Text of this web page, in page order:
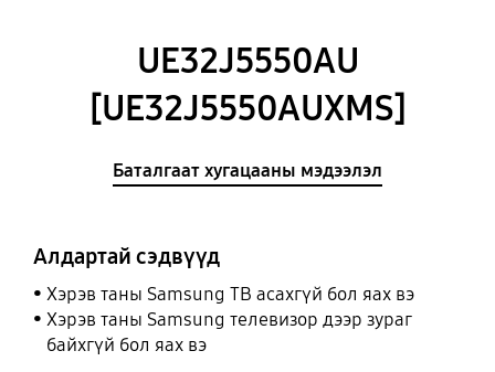
UE32J5550AU
[UE32J5550AUXMS]
Баталгаат хугацааны мэдээлэл
Алдартай сэдвүүд
Хэрэв таны Samsung ТВ асахгүй бол яах вэ
Хэрэв таны Samsung телевизор дээр зураг
байхгүй бол яах вэ